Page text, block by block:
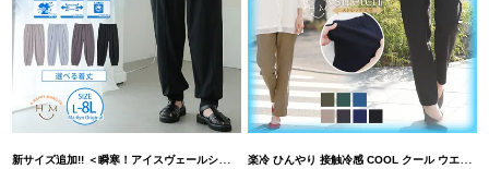
新サイズ追加!! ＜瞬寒！アイスヴェールシリーズ＞ 美脚 ジョガーパンツ 【ウェストゴム】 【ストレッチ】 | 大きいサイズの通販ならハッピーマリリン 楽冷 ひんやり 接触冷感 COOL クール ウエストゴム 楽ちん ストレッチ 美脚 レギパン 【ストレッチ】 | 大きいサイズの通販ならハッピーマリリン